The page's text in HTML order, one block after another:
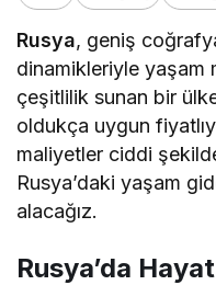
Rusya, geniş
dinamikleriyle yaşam
çeşitlilik sunan bir
oldukça uygun
maliyetler ciddi
Rusya’daki yaşam
alacağız.
Rusya’da